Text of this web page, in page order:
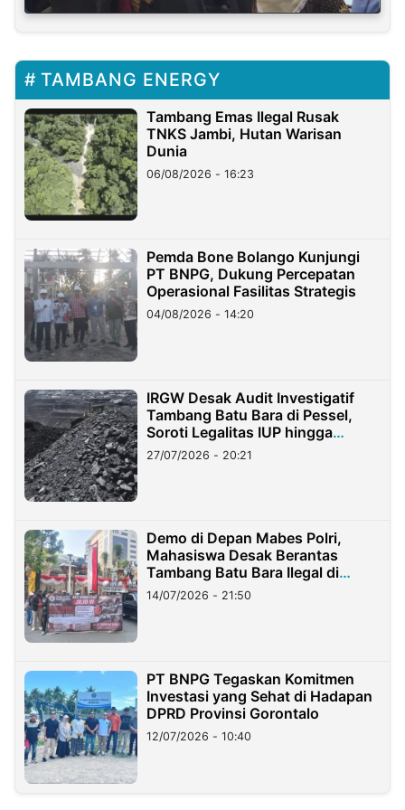
TAMBANG ENERGY
Tambang Emas Ilegal Rusak
TNKS Jambi, Hutan Warisan
Dunia
06/08/2026 - 16:23
Pemda Bone Bolango Kunjungi
PT BNPG, Dukung Percepatan
Operasional Fasilitas Strategis
04/08/2026 - 14:20
IRGW Desak Audit Investigatif
Tambang Batu Bara di Pessel,
Soroti Legalitas IUP hingga
Stockpile
27/07/2026 - 20:21
Demo di Depan Mabes Polri,
Mahasiswa Desak Berantas
Tambang Batu Bara Ilegal di
Lampung
14/07/2026 - 21:50
PT BNPG Tegaskan Komitmen
Investasi yang Sehat di Hadapan
DPRD Provinsi Gorontalo
12/07/2026 - 10:40